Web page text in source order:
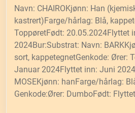
Navn: CHAIROKjønn: Han
kastrert)Farge/hårlag: Blå,
ToppøretFødt: 20.05.2024Flyttet
2024Bur:Substrat: Navn:
sort, kappetegnetGenkode: Ører:
Januar 2024Flyttet inn: Juni
MOSEKjønn: hanFarge/hårlag:
Genkode:Ører: DumboFødt: